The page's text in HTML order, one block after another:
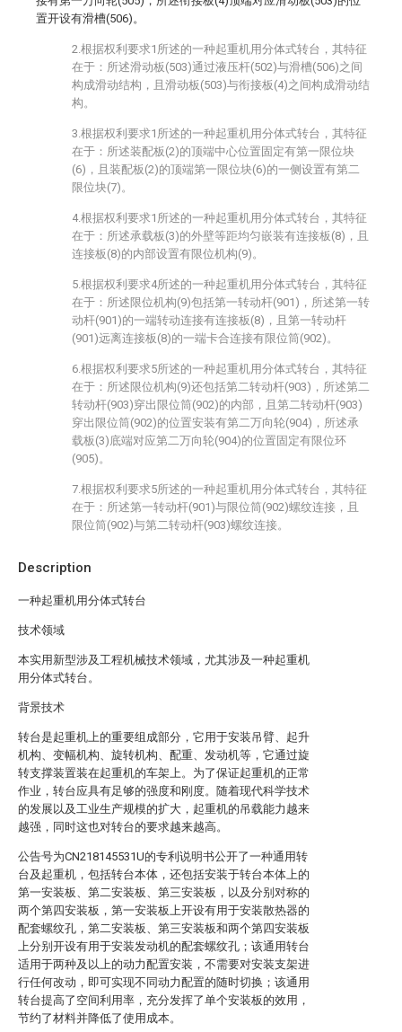
Description
一种起重机用分体式转台
技术领域
本实用新型涉及工程机械技术领域，尤其涉及一种起重机
用分体式转台。
背景技术
转台是起重机上的重要组成部分，它用于安装吊臂、起升
机构、变幅机构、旋转机构、配重、发动机等，它通过旋
转支撑装置装在起重机的车架上。为了保证起重机的正常
作业，转台应具有足够的强度和刚度。随着现代科学技术
的发展以及工业生产规模的扩大，起重机的吊载能力越来
越强，同时这也对转台的要求越来越高。
公告号为CN218145531U的专利说明书公开了一种通用转
台及起重机，包括转台本体，还包括安装于转台本体上的
第一安装板、第二安装板、第三安装板，以及分别对称的
两个第四安装板，第一安装板上开设有用于安装散热器的
配套螺纹孔，第二安装板、第三安装板和两个第四安装板
上分别开设有用于安装发动机的配套螺纹孔；该通用转台
适用于两种及以上的动力配置安装，不需要对安装支架进
行任何改动，即可实现不同动力配置的随时切换；该通用
转台提高了空间利用率，充分发挥了单个安装板的效用，
节约了材料并降低了使用成本。
置开设有滑槽(506)。
2.根据权利要求1所述的一种起重机用分体式转台，其特征
在于：所述滑动板(503)通过液压杆(502)与滑槽(506)之间
构成滑动结构，且滑动板(503)与衔接板(4)之间构成滑动结
构。
3.根据权利要求1所述的一种起重机用分体式转台，其特征
在于：所述装配板(2)的顶端中心位置固定有第一限位块
(6)，且装配板(2)的顶端第一限位块(6)的一侧设置有第二
限位块(7)。
4.根据权利要求1所述的一种起重机用分体式转台，其特征
在于：所述承载板(3)的外壁等距均匀嵌装有连接板(8)，且
连接板(8)的内部设置有限位机构(9)。
5.根据权利要求4所述的一种起重机用分体式转台，其特征
在于：所述限位机构(9)包括第一转动杆(901)，所述第一转
动杆(901)的一端转动连接有连接板(8)，且第一转动杆
(901)远离连接板(8)的一端卡合连接有限位筒(902)。
6.根据权利要求5所述的一种起重机用分体式转台，其特征
在于：所述限位机构(9)还包括第二转动杆(903)，所述第二
转动杆(903)穿出限位筒(902)的内部，且第二转动杆(903)
穿出限位筒(902)的位置安装有第二万向轮(904)，所述承
载板(3)底端对应第二万向轮(904)的位置固定有限位环
(905)。
7.根据权利要求5所述的一种起重机用分体式转台，其特征
在于：所述第一转动杆(901)与限位筒(902)螺纹连接，且
限位筒(902)与第二转动杆(903)螺纹连接。